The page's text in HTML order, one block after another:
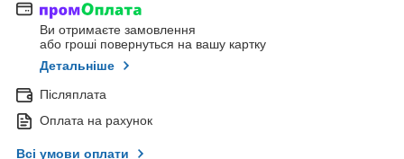
Ви отримаєте замовлення
або гроші повернуться на вашу картку
Детальніше
Післяплата
Оплата на рахунок
Всі умови оплати